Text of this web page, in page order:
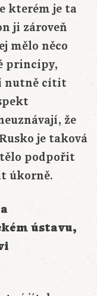
kterém je ta
ji zároveň
mělo něco
principy,
nutně cítit
že
je taková
podpořit
úkorně.
ústavu,